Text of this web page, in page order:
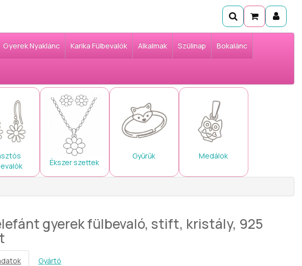
Gyerek Nyaklánc Karika Fülbevalók Alkalmak Szülinap Bokalánc
Ékszer szettek
Gyűrűk Medálok
gyerek fülbevaló, stift, kristály, 925
Gyártó